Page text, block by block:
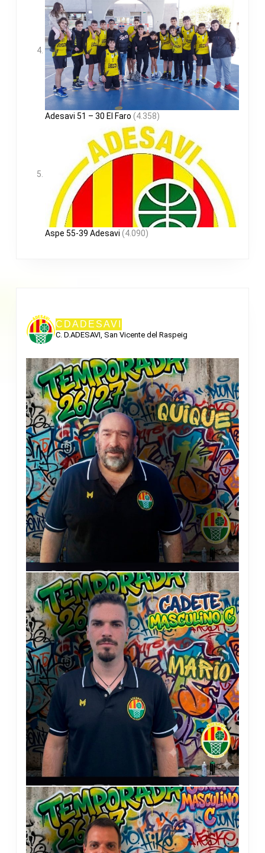
Adesavi 51 – 30 El Faro (4.358)
Aspe 55-39 Adesavi (4.090)
CDADESAVI
C. D.ADESAVI, San Vicente del Raspeig